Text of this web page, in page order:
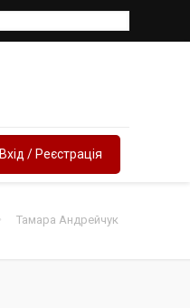
Вхід / Реєстрація
Тамара Андрейчук